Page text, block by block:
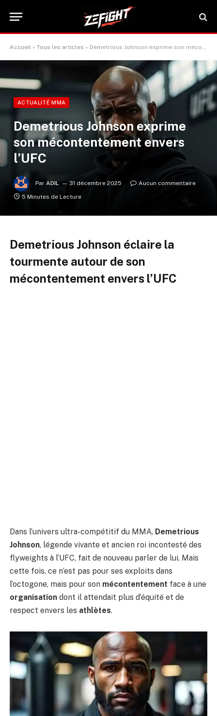
Accueil » Tous les articles » Demetrious Johnson exprime son mécontentement envers l’UFC
ACTUALITÉ MMA
Demetrious Johnson exprime
son mécontentement envers
l’UFC
Par ADIL 31 décembre 2025
Aucun commentaire
5 Minutes de Lecture
Demetrious Johnson éclaire la
tourmente autour de son
mécontentement envers l’UFC
Dans l’univers ultra-compétitif du MMA, Demetrious
Johnson, légende vivante et ancien roi incontesté des
flyweights à l’UFC, fait de nouveau parler de lui. Mais
cette fois, ce n’est pas pour ses exploits dans
l’octogone, mais pour son mécontentement face à une
organisation dont il attendait plus d’équité et de
respect envers les athlètes.